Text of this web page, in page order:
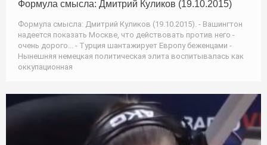
Формула смысла: Дмитрий Куликов (19.10.2015)
Формула смысла: Дмитрий Куликов (19.10.2015). - Вашингтон
надеется показать Москве, что действовать против него -
очень дорого... - Турция шантажирует Европу беженцами -
Нынешняя немецкая политическая элита воспитывалась как
оккупационная